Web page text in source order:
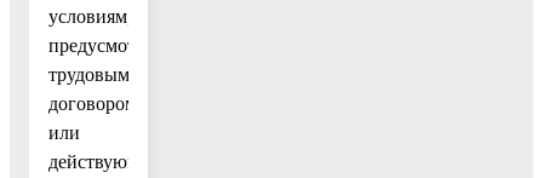
условиям,
предусмотренным
трудовым
договором
или
действующим